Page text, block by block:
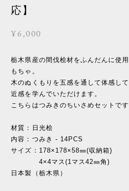
応】
¥6,000
栃木県産の間伐桧材をふんだんに使
もちゃ。
木のぬくもりを五感を通して体感し
近感を学んでいただけます。
こちらはつみきのちいさめセットです
材質：日光桧
内容：つみき - 14PCS
サイズ：178×178×58㎜(収納箱)
4×4マス(1マス42㎜角)
日本製（栃木県）